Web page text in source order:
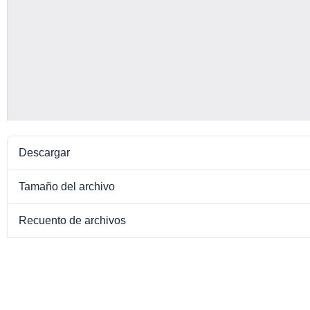
Descargar
Tamaño del archivo
Recuento de archivos